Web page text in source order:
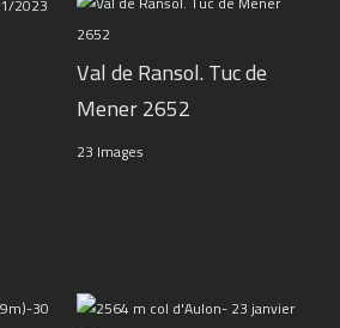
Val de Ransol. Tuc de
Mener 2652
23 Images